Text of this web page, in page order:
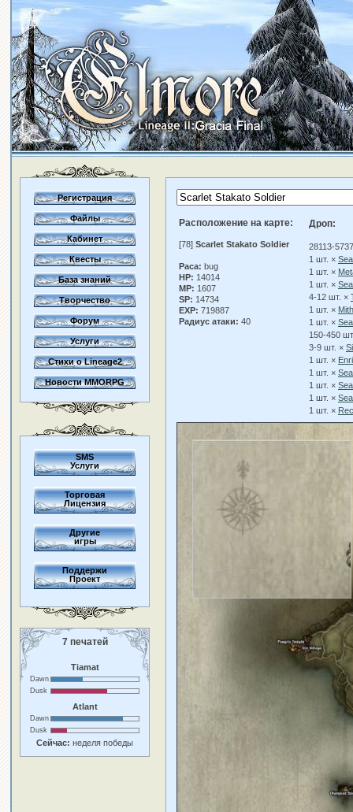
Регистрация
Файлы
Кабинет
Квесты
База знаний
Творчество
Форум
Услуги
Стихи о Lineage2
Новости MMORPG
SMS
Услуги
Торговая
Лицензия
Другие
игры
Поддержи
Проект
7 печатей
Tiamat
Dawn
Dusk
Atlant
Dawn
Dusk
Сейчас: неделя победы
Расположение на карте:
[78] Scarlet Stakato Soldier
Раса: bug
HP: 14014
MP: 1607
SP: 14734
EXP: 719887
Радиус атаки: 40
Дроп:
28113-
1 шт. ×
1 шт. ×
1 шт. ×
4-12 шт. ×
1 шт. ×
1 шт. ×
150-450
3-9 шт. ×
1 шт. ×
1 шт. ×
1 шт. ×
1 шт. ×
1 шт. ×